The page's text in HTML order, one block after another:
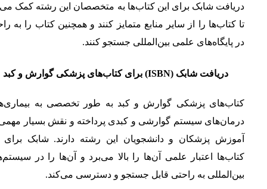
دریافت شابک برای این کتاب‌ها به متخصصان این رشته کمک
تا کتاب‌ها را از سایر منابع متمایز کنند و همچنین کتاب را به
در پایگاه‌های علمی بین‌المللی جستجو کنند.
دریافت شابک (ISBN) برای کتاب‌های پزشکی گوارش و کبد
کتاب‌های پزشکی گوارش و کبد به طور تخصصی به
درمان‌های سیستم گوارشی و کبدی پرداخته و نقش بسیار
آموزش پزشکان و دانشجویان این رشته دارند. شابک برای
کتاب‌ها اعتبار علمی آن‌ها را بالا می‌برد و آن‌ها را در
بین‌المللی به راحتی قابل جستجو و دسترسی می‌کند.